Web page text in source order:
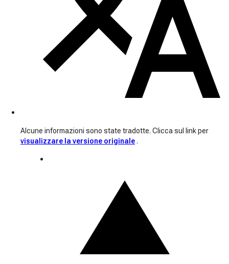
Alcune informazioni sono state tradotte. Clicca sul link per
visualizzare la versione originale .